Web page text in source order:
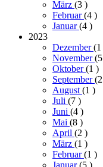
März (3 )
Februar(4 )
Januar(4 )
2023
Dezember(1
November(5
Oktober(1 )
September(2
August (1 )
Juli (7 )
Juni (4 )
Mai (8 )
April (2 )
März (1 )
Februar(1 )
Januar(5 )